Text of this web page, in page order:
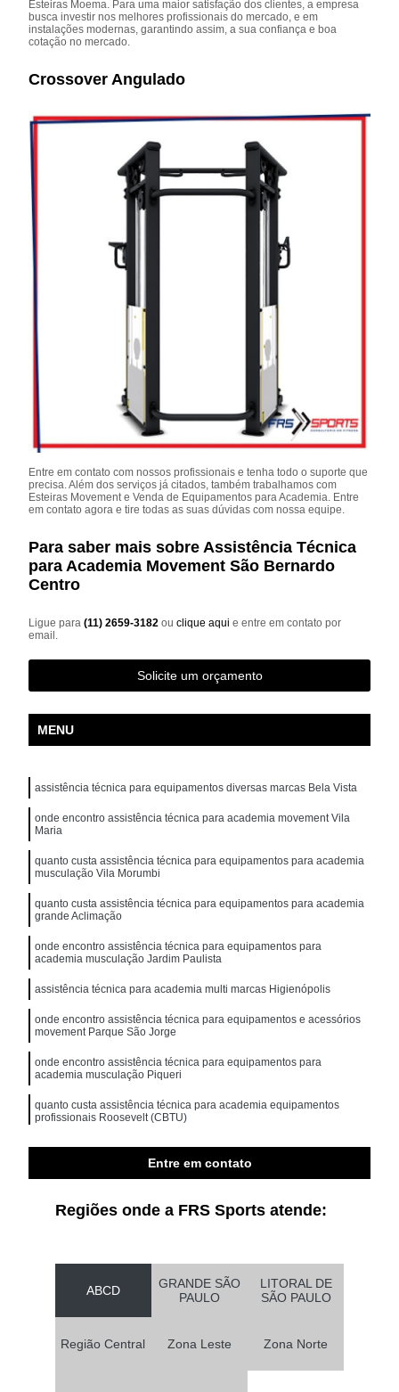
Esteiras Moema. Para uma maior satisfação dos clientes, a empresa
busca investir nos melhores profissionais do mercado, e em
instalações modernas, garantindo assim, a sua confiança e boa
cotação no mercado.
Crossover Angulado
Entre em contato com nossos profissionais e tenha todo o suporte que
precisa. Além dos serviços já citados, também trabalhamos com
Esteiras Movement e Venda de Equipamentos para Academia. Entre
em contato agora e tire todas as suas dúvidas com nossa equipe.
Para saber mais sobre Assistência Técnica
para Academia Movement São Bernardo
Centro
Ligue para(11) 2659-3182ouclique aqui e entre em contato por
email.
Solicite um orçamento
MENU
assistência técnica para equipamentos diversas marcas Bela Vista
onde encontro assistência técnica para academia movement Vila
Maria
quanto custa assistência técnica para equipamentos para academia
musculação Vila Morumbi
quanto custa assistência técnica para equipamentos para academia
grande Aclimação
onde encontro assistência técnica para equipamentos para
academia musculação Jardim Paulista
assistência técnica para academia multi marcas Higienópolis
onde encontro assistência técnica para equipamentos e acessórios
movement Parque São Jorge
onde encontro assistência técnica para equipamentos para
academia musculação Piqueri
quanto custa assistência técnica para academia equipamentos
profissionais Roosevelt (CBTU)
assistência técnica para academia equipamentos profissionais
Entre em contato
Regiões onde a FRS Sports atende:
ABCD
GRANDE SÃO
PAULO
LITORAL DE
SÃO PAULO
Região Central Zona Leste Zona Norte